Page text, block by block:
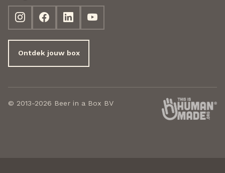
Ontdek jouw box
© 2013-2026 Beer in a Box BV